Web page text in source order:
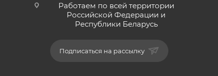
Работаем по всей территории
Российской Федерации и
Республики Беларусь
Подписаться на рассылку